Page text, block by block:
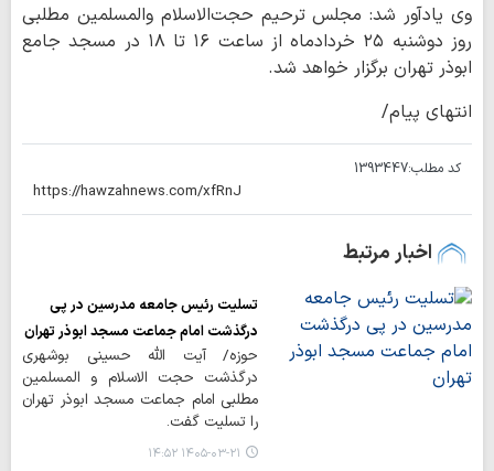
وی یادآور شد: مجلس ترحیم حجت‌الاسلام والمسلمین مطلبی
روز دوشنبه ۲۵ خردادماه از ساعت ۱۶ تا ۱۸ در مسجد جامع
ابوذر تهران برگزار خواهد شد.
انتهای پیام/
کد مطلب:1393447
اخبار مرتبط
تسلیت رئیس جامعه مدرسین در پی
درگذشت امام جماعت مسجد ابوذر تهران
حوزه/ آیت الله حسینی بوشهری
درگذشت حجت الاسلام و المسلمین
مطلبی امام جماعت مسجد ابوذر تهران
را تسلیت گفت.
۱۴۰۵-۰۳-۲۱ ۱۴:۵۲